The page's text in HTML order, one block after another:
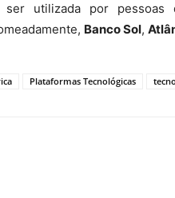
utilizada por pessoas
Banco Sol,
Plataformas Tecnológicas